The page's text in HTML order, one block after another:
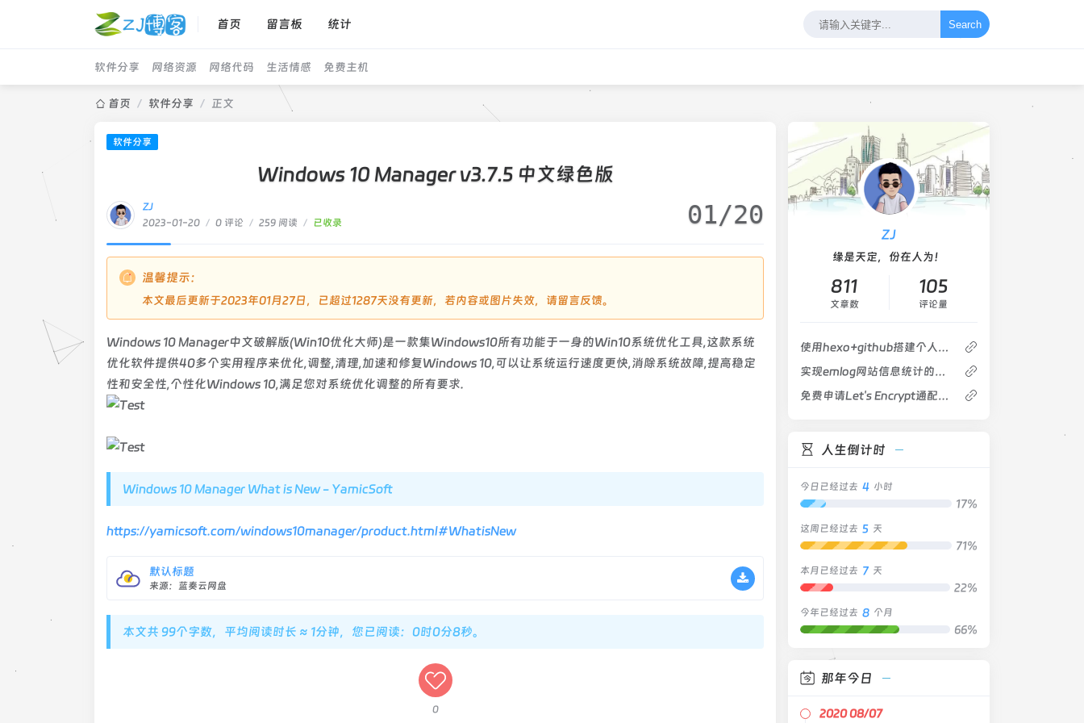
首页 留言板 统计 Search
软件分享 网络资源 网络代码 生活情感 免费主机
首页 / 软件分享 / 正文
软件分享
Windows 10 Manager v3.7.5 中文绿色版
ZJ
2023-01-20 / 0 评论 / 259 阅读 / 已收录 01/20
温馨提示：
本文最后更新于2023年01月27日，已超过1287天没有更新，若内容或图片失效，请留言反馈。
Windows 10 Manager中文破解版(Win10优化大师)是一款集Windows10所有功能于一身的Win10系统优化工具,这款系统
优化软件提供40多个实用程序来优化,调整,清理,加速和修复Windows 10,可以让系统运行速度更快,消除系统故障,提高稳定
性和安全性,个性化Windows 10,满足您对系统优化调整的所有要求.
Windows 10 Manager What is New - YamicSoft
https://yamicsoft.com/windows10manager/product.html#WhatisNew
默认标题
来源：蓝奏云网盘
本文共 99个字数，平均阅读时长 ≈ 1分钟，您已阅读：0时0分9秒。
0
ZJ
缘是天定，份在人为！
811
文章数
105
评论量
使用hexo+github搭建个人博客
实现emlog网站信息统计的代码
免费申请Let's Encrypt通配符证书
人生倒计时
今日已经过去 4 小时
17%
这周已经过去 5 天
71%
本月已经过去 7 天
22%
今年已经过去 8 个月
66%
那年今日
2020 08/07